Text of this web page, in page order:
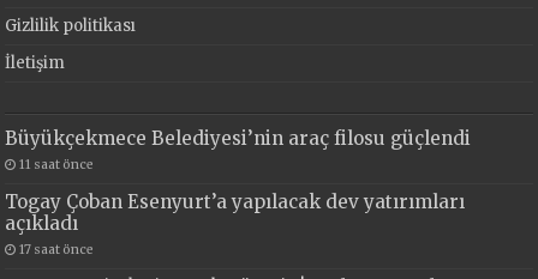
Gizlilik politikası
İletişim
Büyükçekmece Belediyesi’nin araç filosu güçlendi
11 saat önce
Togay Çoban Esenyurt’a yapılacak dev yatırımları
açıkladı
17 saat önce